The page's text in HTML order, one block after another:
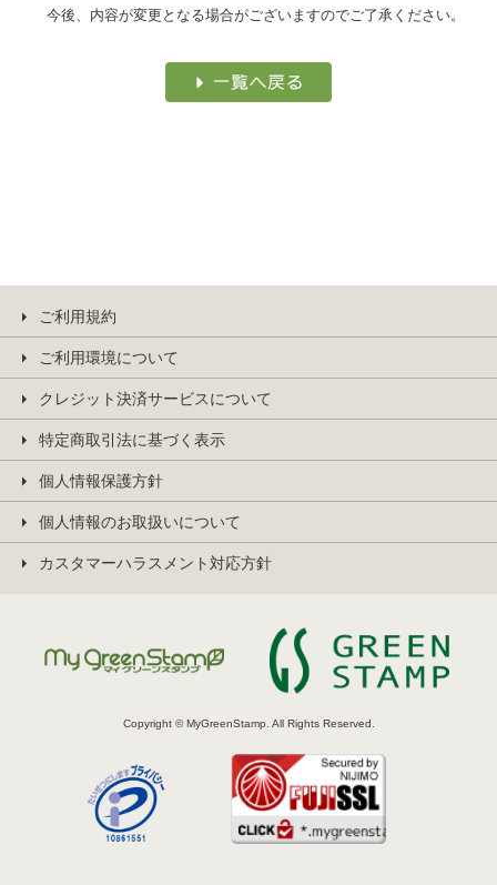
今後、内容が変更となる場合がございますのでご了承ください。
ご利用規約
ご利用環境について
クレジット決済サービスについて
特定商取引法に基づく表示
個人情報保護方針
個人情報のお取扱いについて
カスタマーハラスメント対応方針
Copyright © MyGreenStamp. All Rights Reserved.